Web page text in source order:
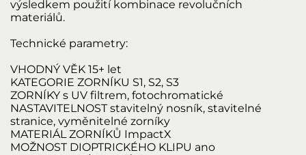
výsledkem použití kombinace revolučních
materiálů.
Technické parametry:
VHODNÝ VĚK 15+ let
KATEGORIE ZORNÍKU S1, S2, S3
ZORNÍKY s UV filtrem, fotochromatické
NASTAVITELNOST stavitelný nosník, stavitelné
stranice, vyměnitelné zorníky
MATERIÁL ZORNÍKŮ ImpactX
MOŽNOST DIOPTRICKÉHO KLIPU ano